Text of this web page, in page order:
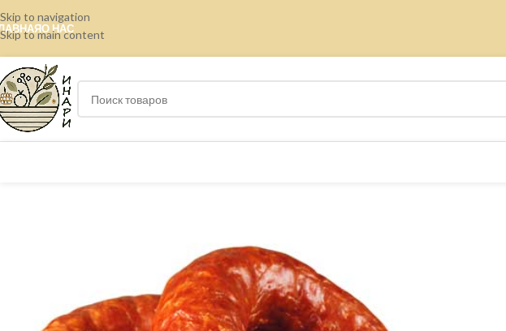
Skip to navigation
Skip to main content
О НАС